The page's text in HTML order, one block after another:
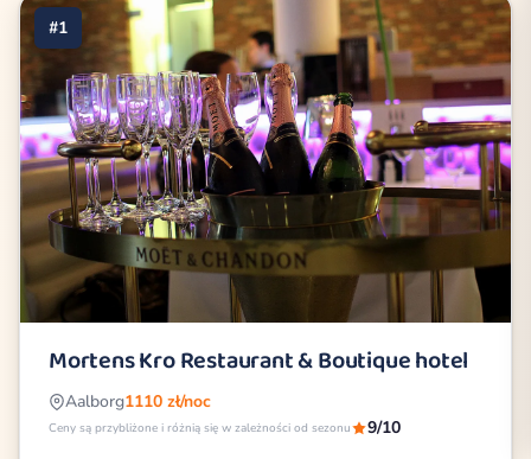
#1
Mortens Kro Restaurant & Boutique hotel
Aalborg1110 zł/noc
Ceny są przybliżone i różnią się w zależności od sezonu 9/10